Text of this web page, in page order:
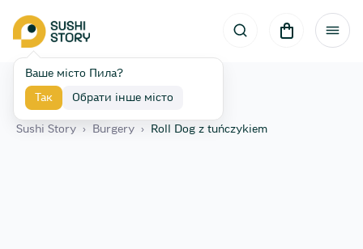
Ваше місто Пила?
Так Обрати інше місто
Назад
Sushi Story › Burgery › Roll Dog z tuńczykiem